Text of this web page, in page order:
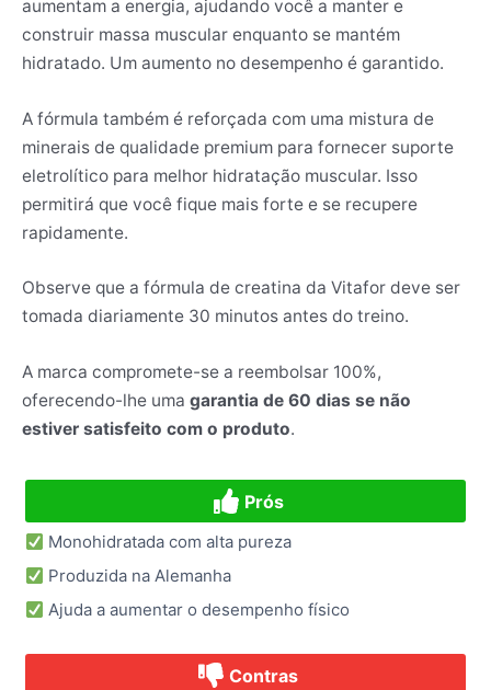
aumentam a energia, ajudando você a manter e
construir massa muscular enquanto se mantém
hidratado. Um aumento no desempenho é garantido.
A fórmula também é reforçada com uma mistura de
minerais de qualidade premium para fornecer suporte
eletrolítico para melhor hidratação muscular. Isso
permitirá que você fique mais forte e se recupere
rapidamente.
Observe que a fórmula de creatina da Vitafor deve ser
tomada diariamente 30 minutos antes do treino.
A marca compromete-se a reembolsar 100%,
oferecendo-lhe uma garantia de 60 dias se não
estiver satisfeito com o produto.
Prós
Monohidratada com alta pureza
Produzida na Alemanha
Ajuda a aumentar o desempenho físico
Contras